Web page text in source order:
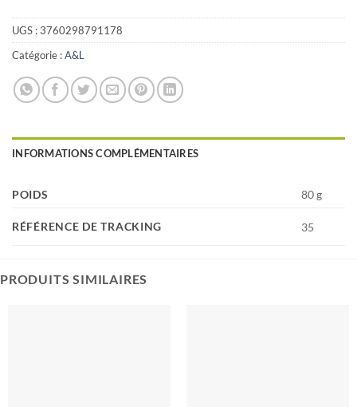
UGS :3760298791178
Catégorie :A&L
INFORMATIONS COMPLÉMENTAIRES
POIDS 80 g
RÉFÉRENCE DE TRACKING 35
PRODUITS SIMILAIRES